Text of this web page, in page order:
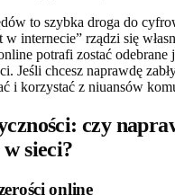
to szybka droga do
w internecie” rządzi się
potrafi zostać odebrane
Jeśli chcesz naprawdę
i korzystać z niuansów
czy
w sieci?
online